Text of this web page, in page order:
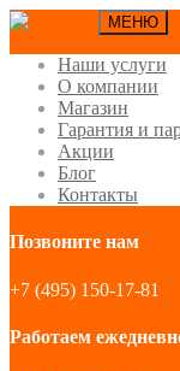
МЕНЮ
Наши услуги
О компании
Магазин
Гарантия и
Акции
Блог
Контакты
Позвоните нам
+7 (495) 150-17-81
Работаем